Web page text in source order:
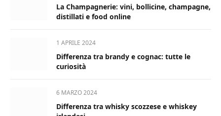
La Champagnerie: vini, bollicine, champagne,
distillati e food online
1 APRILE 2024
Differenza tra brandy e cognac: tutte le
curiosità
6 MARZO 2024
Differenza tra whisky scozzese e whiskey